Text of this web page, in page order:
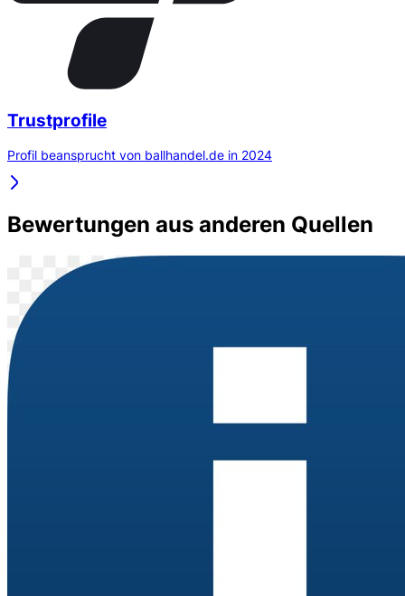
Trustprofile
Profil beansprucht von ballhandel.de in 2024
Bewertungen aus anderen Quellen